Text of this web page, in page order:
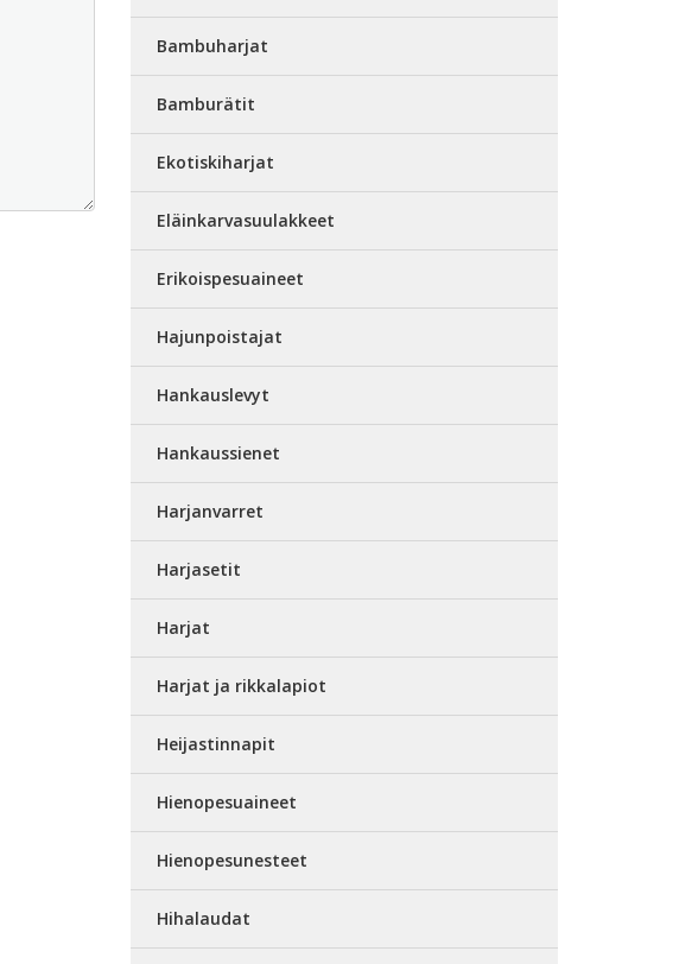
Bambuharjat
Bamburätit
Ekotiskiharjat
Eläinkarvasuulakkeet
Erikoispesuaineet
Hajunpoistajat
Hankauslevyt
Hankaussienet
Harjanvarret
Harjasetit
Harjat
Harjat ja rikkalapiot
Heijastinnapit
Hienopesuaineet
Hienopesunesteet
Hihalaudat